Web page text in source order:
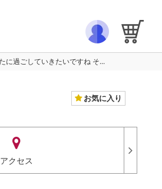
に過ごしていきたいですね そ...
お気に入り
アクセス